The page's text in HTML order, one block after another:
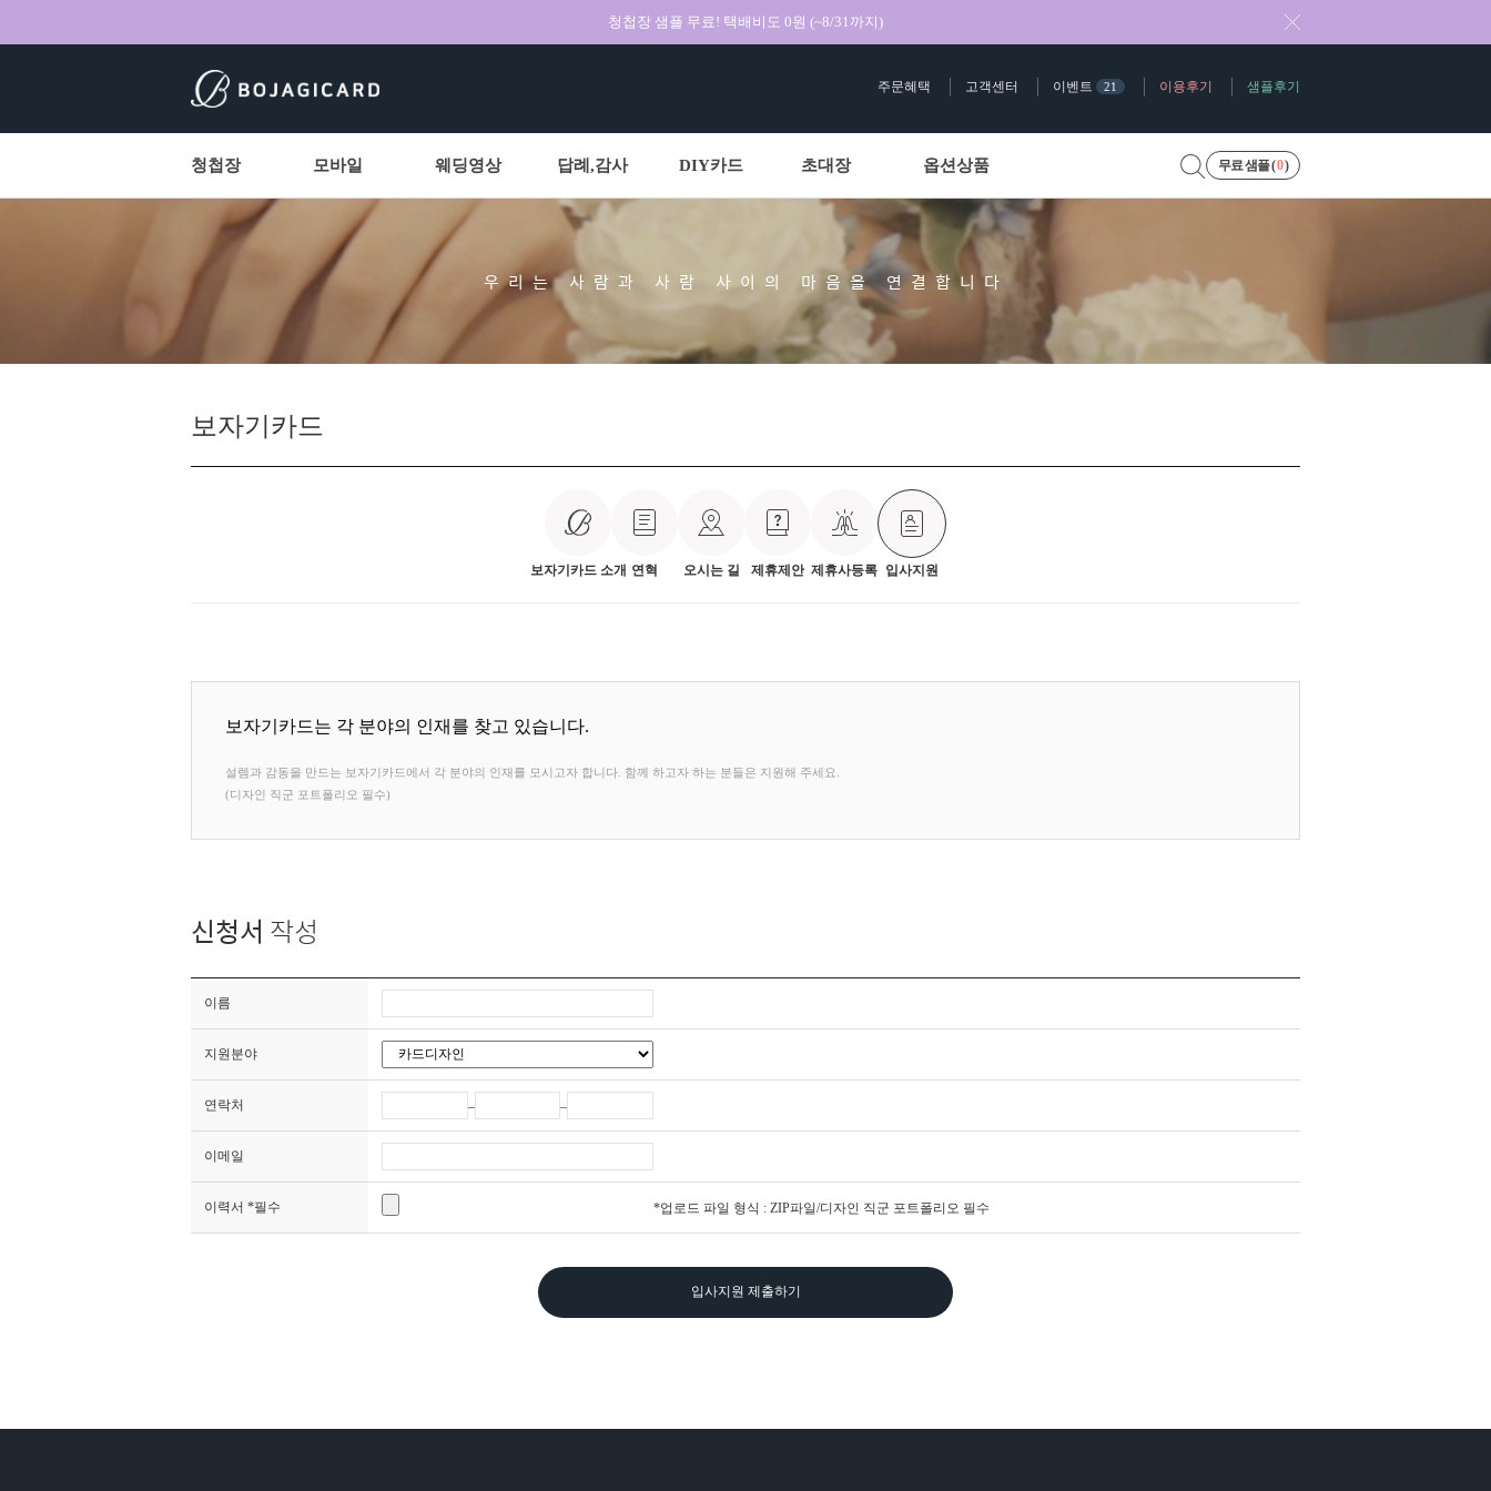
청첩장 샘플 무료! 택배비도 0원 (~8/31까지)
주문혜택 고객센터 이벤트 21 이용후기 샘플후기
청첩장 모바일 웨딩영상 답례,감사 DIY카드 초대장 옵션상품 무료 샘플 (0)
우리는 사람과 사람 사이의 마음을 연결합니다
보자기카드
보자기카드 소개 연혁 오시는 길 제휴제안 제휴사등록 입사지원
보자기카드는 각 분야의 인재를 찾고 있습니다.
설렘과 감동을 만드는 보자기카드에서 각 분야의 인재를 모시고자 합니다. 함께 하고자 하는 분들은 지원해 주세요.
(디자인 직군 포트폴리오 필수)
신청서 작성
이름
지원분야
연락처 – –
이메일
이력서 *필수 *업로드 파일 형식 : ZIP파일/디자인 직군 포트폴리오 필수
입사지원 제출하기